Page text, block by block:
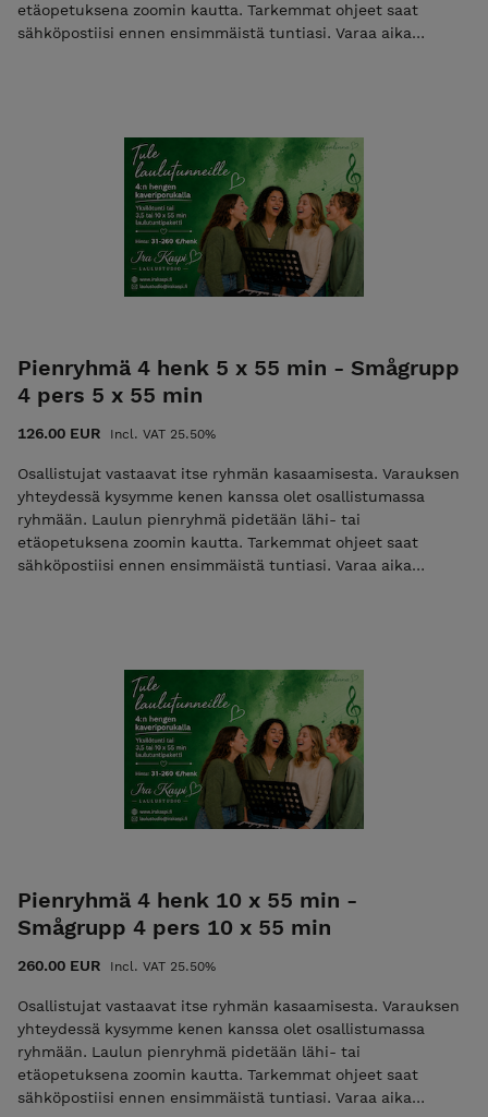
etäopetuksena zoomin kautta. Tarkemmat ohjeet saat
sähköpostiisi ennen ensimmäistä tuntiasi. Varaa aika
tunnin hinnasta. HUOM: Hinta on per henkilö - kukin
osallistuja hankkii tunnin itselleen!
Pienryhmä 4 henk 5 x 55 min - Smågrupp
4 pers 5 x 55 min
126.00 EUR Incl. VAT 25.50%
Osallistujat vastaavat itse ryhmän kasaamisesta. Varauksen
yhteydessä kysymme kenen kanssa olet osallistumassa
ryhmään. Laulun pienryhmä pidetään lähi- tai
etäopetuksena zoomin kautta. Tarkemmat ohjeet saat
sähköpostiisi ennen ensimmäistä tuntiasi. Varaa aika
tunnin hinnasta. HUOM: Hinta on per henkilö - kukin
osallistuja hankkii tunnin itselleen!
Pienryhmä 4 henk 10 x 55 min -
Smågrupp 4 pers 10 x 55 min
260.00 EUR Incl. VAT 25.50%
Osallistujat vastaavat itse ryhmän kasaamisesta. Varauksen
yhteydessä kysymme kenen kanssa olet osallistumassa
ryhmään. Laulun pienryhmä pidetään lähi- tai
etäopetuksena zoomin kautta. Tarkemmat ohjeet saat
sähköpostiisi ennen ensimmäistä tuntiasi. Varaa aika